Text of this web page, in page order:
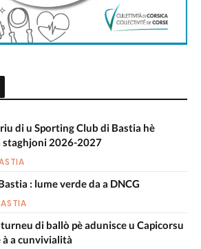
di u Sporting Club di Bastia hè
staghjoni 2026-2027
: lume verde da a DNCG
di ballò pè adunisce u Capicorsu
à a cunvivialità